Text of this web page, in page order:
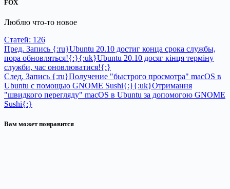
FOX
Люблю что-то новое
Статей: 126
Пред. Запись {:ru}Ubuntu 20.10 достиг конца срока службы,
пора обновляться!{:}{:uk}Ubuntu 20.10 досяг кінця терміну
служби, час оновлюватися!{:}
След. Запись {:ru}Получение "быстрого просмотра" macOS в
Ubuntu с помощью GNOME Sushi{:}{:uk}Отримання
"швидкого перегляду" macOS в Ubuntu за допомогою GNOME
Sushi{:}
Вам может понравится